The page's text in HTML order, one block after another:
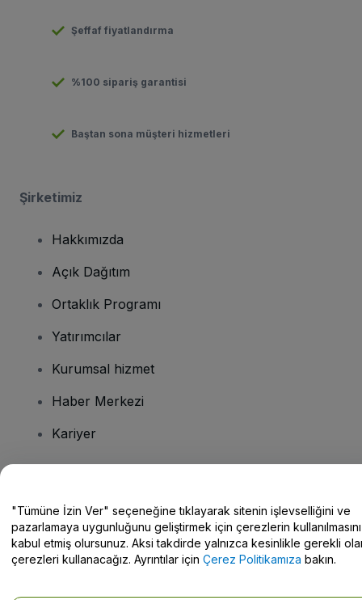
Şeffaf fiyatlandırma
%100 sipariş garantisi
Baştan sona müşteri hizmetleri
Şirketimiz
Hakkımızda
Açık Dağıtım
Ortaklık Programı
Yatırımcılar
Kurumsal hizmet
Haber Merkezi
Kariyer
Yardım Merkezi / Bize Ulaşın
"Tümüne İzin Ver" seçeneğine tıklayarak sitenin işlevselliğini ve
pazarlamaya uygunluğunu geliştirmek için çerezlerin kullanılmasını
kabul etmiş olursunuz. Aksi takdirde yalnızca kesinlikle gerekli
çerezleri kullanacağız. Ayrıntılar için Çerez Politikamıza bakın.